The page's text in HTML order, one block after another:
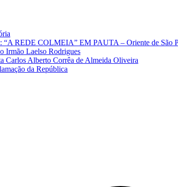
REDE COLMEIA” EM PAUTA – Oriente de São
Irmão Laelso Rodrigues
Carlos Alberto Corrêa de Almeida Oliveira
da República